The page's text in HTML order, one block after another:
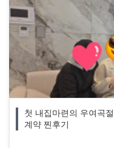
첫 내집마련의 우여곡
계약 찐후기